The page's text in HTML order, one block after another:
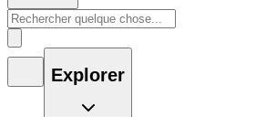
Explorer